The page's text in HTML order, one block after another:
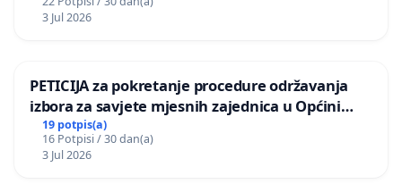
3 Jul 2026
PETICIJA za pokretanje procedure održavanja
izbora za savjete mjesnih zajednica u Općini
Bugojno
19 potpis(a)
16 Potpisi / 30 dan(a)
3 Jul 2026